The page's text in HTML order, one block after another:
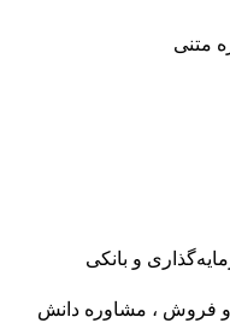
متنی
و بانکی
و فروش ، مشاوره دانش